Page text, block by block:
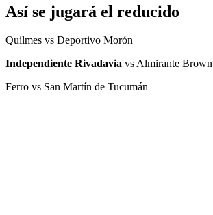
Así se jugará el reducido
Quilmes vs Deportivo Morón
Independiente Rivadavia vs Almirante Brown
Ferro vs San Martín de Tucumán